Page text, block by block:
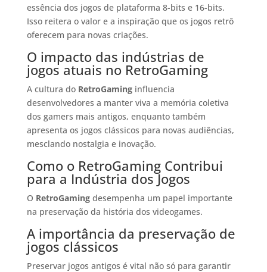
essência dos jogos de plataforma 8-bits e 16-bits.
Isso reitera o valor e a inspiração que os jogos retrô
oferecem para novas criações.
O impacto das indústrias de
jogos atuais no RetroGaming
A cultura do RetroGaminginfluencia
desenvolvedores a manter viva a memória coletiva
dos gamers mais antigos, enquanto também
apresenta os jogos clássicos para novas audiências,
mesclando nostalgia e inovação.
Como o RetroGaming Contribui
para a Indústria dos Jogos
O RetroGamingdesempenha um papel importante
na preservação da história dos videogames.
A importância da preservação de
jogos clássicos
Preservar jogos antigos é vital não só para garantir